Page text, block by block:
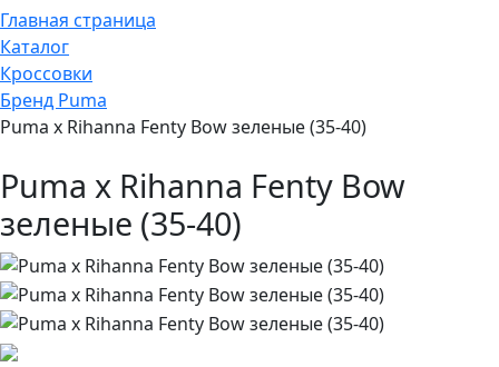
Главная страница
Каталог
Кроссовки
Бренд Puma
Puma x Rihanna Fenty Bow зеленые (35-40)
Puma x Rihanna Fenty Bow
зеленые (35-40)